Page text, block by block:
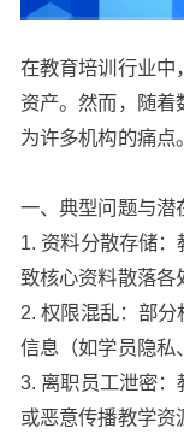
在教育培训行业中
资产。然而，随着
为许多机构的痛点
一、典型问题与潜
1. 资料分散存储
致核心资料散落各
2. 权限混乱：部
信息（如学员隐私
3. 离职员工泄密
或恶意传播教学资